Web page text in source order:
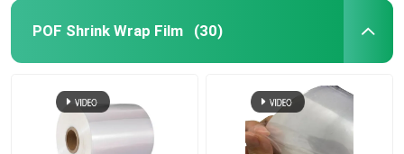
POF Shrink Wrap Film (30)